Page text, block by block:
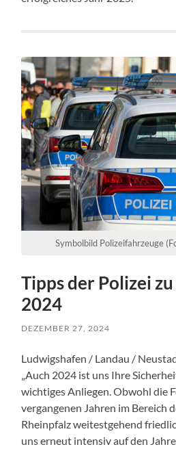
Symbolbild Polizeifahrzeuge
Tipps der Polizei
2024
DEZEMBER 27, 2024
Ludwigshafen / Landau /
„Auch 2024 ist uns Ihre
wichtiges Anliegen. Obwohl die
vergangenen Jahren im Bereich
Rheinpfalz weitestgehend
uns erneut intensiv auf den